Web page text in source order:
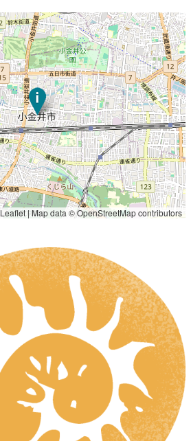
Leaflet|Map data ©OpenStreetMapcontributors